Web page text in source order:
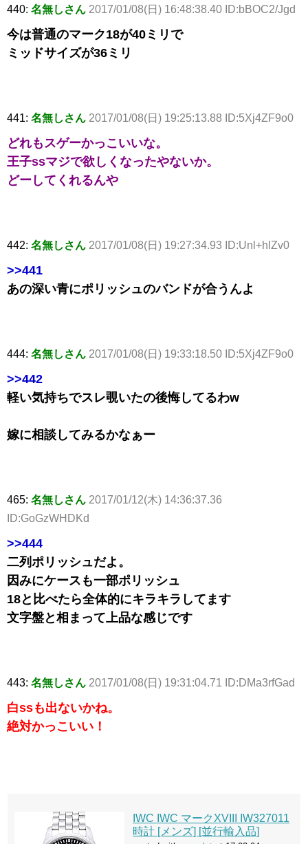
440: 名無しさん 2017/01/08(日) 16:48:38.40 ID:bBOC2/Jgd
今は普通のマーク18が40ミリで
ミッドサイズが36ミリ
441: 名無しさん 2017/01/08(日) 19:25:13.88 ID:5Xj4ZF9o0
どれもスゲーかっこいいな。
王子ssマジで欲しくなったやないか。
どーしてくれるんや
442: 名無しさん 2017/01/08(日) 19:27:34.93 ID:Unl+hlZv0
>>441
あの深い青にポリッシュのバンドが合うんよ
444: 名無しさん 2017/01/08(日) 19:33:18.50 ID:5Xj4ZF9o0
>>442
軽い気持ちでスレ覗いたの後悔してるわw
嫁に相談してみるかなぁー
465: 名無しさん 2017/01/12(木) 14:36:37.36
ID:GoGzWHDKd
>>444
二列ポリッシュだよ。
因みにケースも一部ポリッシュ
18と比べたら全体的にキラキラしてます
文字盤と相まって上品な感じです
443: 名無しさん 2017/01/08(日) 19:31:04.71 ID:DMa3rfGad
白ssも出ないかね。
絶対かっこいい！
IWC IWC マークXVIII IW327011
時計 [メンズ] [並行輸入品]